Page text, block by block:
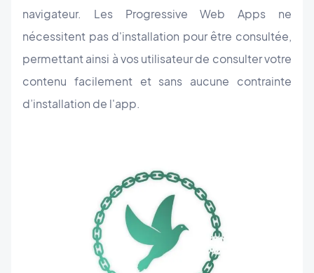
navigateur. Les Progressive Web Apps ne
nécessitent pas d'installation pour être consultée,
permettant ainsi à vos utilisateur de consulter votre
contenu facilement et sans aucune contrainte
d’installation de l'app.